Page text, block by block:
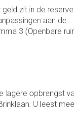
zit in de
aan de
3 (Openbare
lagere opbrengst
U leest